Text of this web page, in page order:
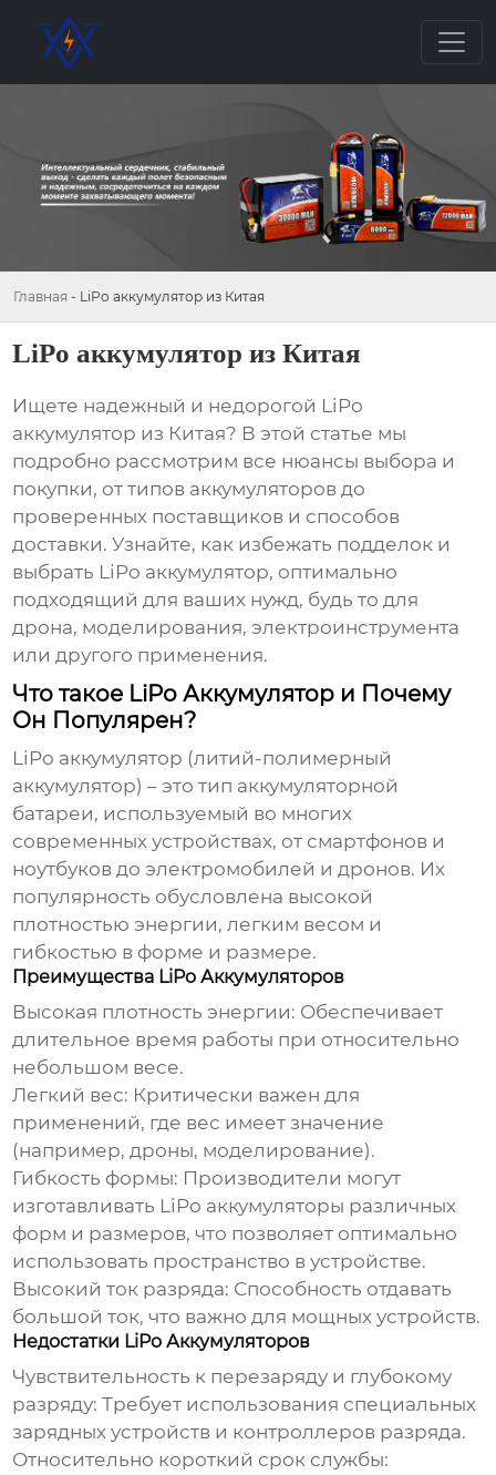
Главная - LiPo аккумулятор из Китая
LiPo аккумулятор из Китая
Ищете надежный и недорогой LiPo
аккумулятор из Китая? В этой статье мы
подробно рассмотрим все нюансы выбора и
покупки, от типов аккумуляторов до
проверенных поставщиков и способов
доставки. Узнайте, как избежать подделок и
выбрать LiPo аккумулятор, оптимально
подходящий для ваших нужд, будь то для
дрона, моделирования, электроинструмента
или другого применения.
Что такое LiPo Аккумулятор и Почему
Он Популярен?
LiPo аккумулятор (литий-полимерный
аккумулятор) – это тип аккумуляторной
батареи, используемый во многих
современных устройствах, от смартфонов и
ноутбуков до электромобилей и дронов. Их
популярность обусловлена высокой
плотностью энергии, легким весом и
гибкостью в форме и размере.
Преимущества LiPo Аккумуляторов
Высокая плотность энергии: Обеспечивает
длительное время работы при относительно
небольшом весе.
Легкий вес: Критически важен для
применений, где вес имеет значение
(например, дроны, моделирование).
Гибкость формы: Производители могут
изготавливать LiPo аккумуляторы различных
форм и размеров, что позволяет оптимально
использовать пространство в устройстве.
Высокий ток разряда: Способность отдавать
большой ток, что важно для мощных устройств.
Недостатки LiPo Аккумуляторов
Чувствительность к перезаряду и глубокому
разряду: Требует использования специальных
зарядных устройств и контроллеров разряда.
Относительно короткий срок службы: